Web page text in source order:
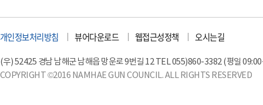
개인정보처리방침 뷰어다운로드 웹접근성정책 오시는길
(우) 52425 경남 남해군 남해읍 망운로 9번길 12 TEL 055)860-3382 (평일
COPYRIGHT ©2016 NAMHAE GUN COUNCIL. ALL RIGHTS RESERVED